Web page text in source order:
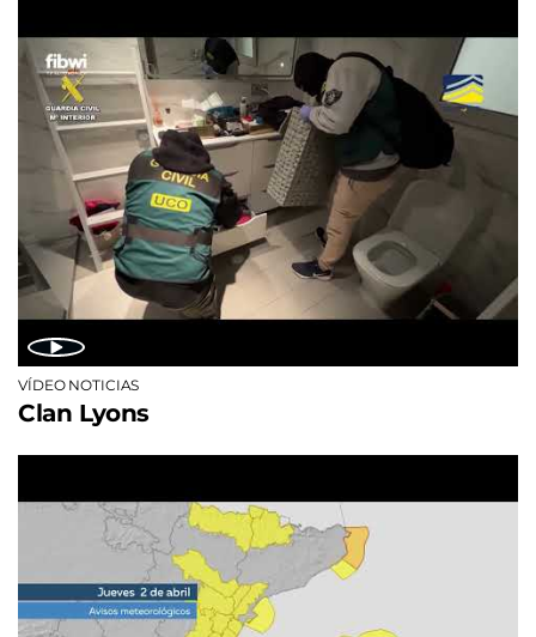
VÍDEO NOTICIAS
Clan Lyons